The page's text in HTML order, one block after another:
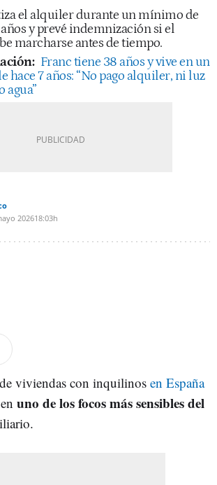
el alquiler durante un mínimo de
y prevé indemnización si el
marcharse antes de tiempo.
Franc tiene 38 años y vive en un
hace 7 años: “No pago alquiler, ni luz
agua”
202618:03h
viviendas con inquilinos en España
uno de los focos más sensibles del